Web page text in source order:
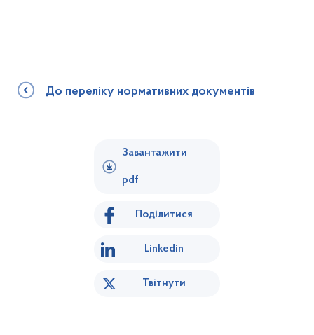
До переліку нормативних документів
Завантажити
pdf
Поділитися
Linkedin
Твітнути